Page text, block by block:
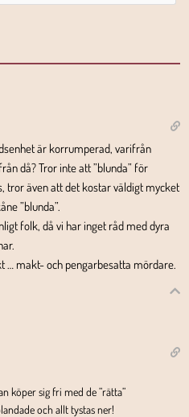
är korrumperad, varifrån
då? Tror inte att ”blunda” för
tror även att det kostar väldigt mycket
”blunda”.
folk, då vi har inget råd med dyra
… makt- och pengarbesatta mördare.
köper sig fri med de ”rätta”
och allt tystas ner!